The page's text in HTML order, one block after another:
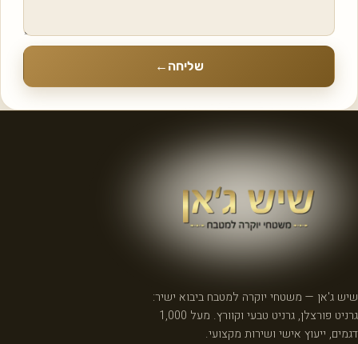
שליחה ←
שיש ג'אן — משטחי יוקרה למטבח ביבוא ישיר:
גרניט פורצלן, גרניט טבעי וקוורץ. מעל 1,000
דגמים, ייעוץ אישי ושירות מקצועי.